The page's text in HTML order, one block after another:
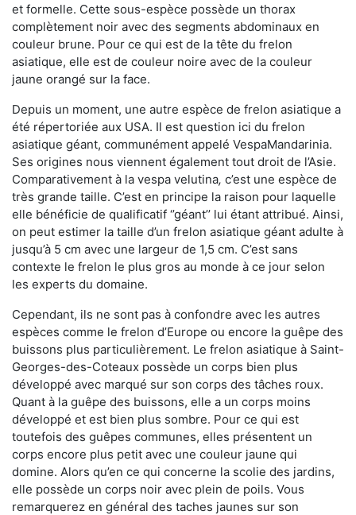
et formelle. Cette sous-espèce possède un thorax
complètement noir avec des segments abdominaux en
couleur brune. Pour ce qui est de la tête du frelon
asiatique, elle est de couleur noire avec de la couleur
jaune orangé sur la face.
Depuis un moment, une autre espèce de frelon asiatique a
été répertoriée aux USA. Il est question ici du frelon
asiatique géant, communément appelé VespaMandarinia.
Ses origines nous viennent également tout droit de l’Asie.
Comparativement à la vespa velutina, c’est une espèce de
très grande taille. C’est en principe la raison pour laquelle
elle bénéficie de qualificatif ‘’géant’’ lui étant attribué. Ainsi,
on peut estimer la taille d’un frelon asiatique géant adulte à
jusqu’à 5 cm avec une largeur de 1,5 cm. C’est sans
contexte le frelon le plus gros au monde à ce jour selon
les experts du domaine.
Cependant, ils ne sont pas à confondre avec les autres
espèces comme le frelon d’Europe ou encore la guêpe des
buissons plus particulièrement. Le frelon asiatique à Saint-
Georges-des-Coteaux possède un corps bien plus
développé avec marqué sur son corps des tâches roux.
Quant à la guêpe des buissons, elle a un corps moins
développé et est bien plus sombre. Pour ce qui est
toutefois des guêpes communes, elles présentent un
corps encore plus petit avec une couleur jaune qui
domine. Alors qu’en ce qui concerne la scolie des jardins,
elle possède un corps noir avec plein de poils. Vous
remarquerez en général des taches jaunes sur son